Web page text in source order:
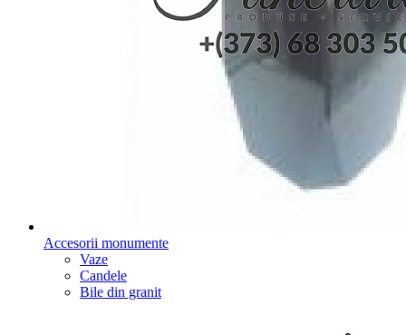
Accesorii monumente
Vaze
Candele
Bile din granit